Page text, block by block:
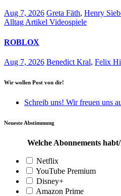
Aug 7, 2026 Greta Fäth, Henry
Alltag Artikel Videospiele
ROBLOX
Aug 7, 2026 Benedict Kral, Felix
Wir wollen Post von dir!
Schreib uns! Wir freuen uns
Neueste Abstimmung
Welche Abonnements
Netflix
YouTube Premium
Disney+
Amazon Prime